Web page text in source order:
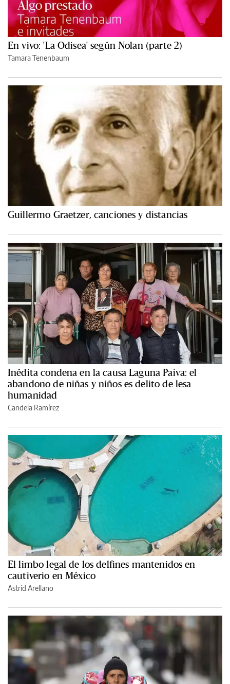
En vivo: 'La Odisea' según Nolan (parte 2)
Tamara Tenenbaum
Guillermo Graetzer, canciones y distancias
Inédita condena en la causa Laguna Paiva: el
abandono de niñas y niños es delito de lesa
humanidad
Candela Ramírez
El limbo legal de los delfines mantenidos en
cautiverio en México
Astrid Arellano